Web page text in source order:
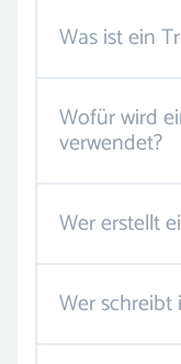
Was ist ein
Wofür wird
verwendet?
Wer erstellt
Wer